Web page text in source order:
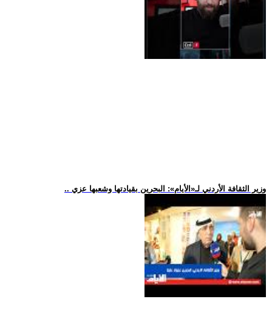
.. وزير الثقافة الأردني لـ«الأيام»: البحرين بقيادتها وشعبها عزي